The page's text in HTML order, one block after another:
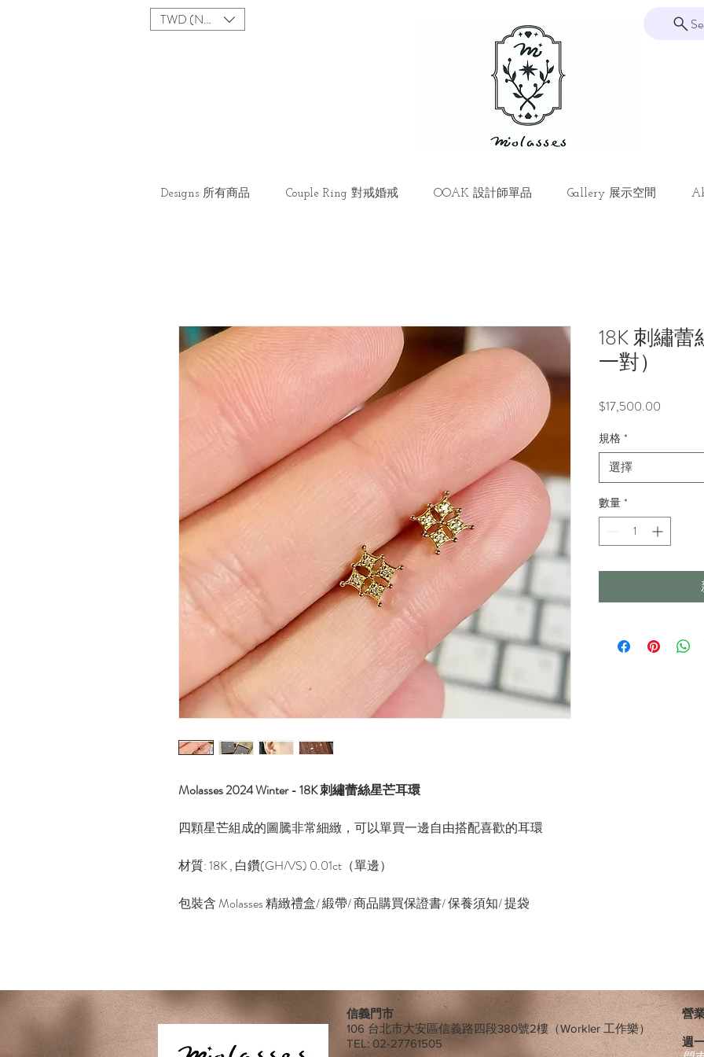
TWD (NT$)
Designs 所有商品 Couple Ring 對戒婚戒 OOAK 設計師單品 Gallery 展示空間
Molasses 2024 Winter - 18K 刺繡蕾絲星芒耳環
四顆星芒組成的圖騰非常細緻，可以單買一邊自由搭配喜歡的耳環
材質: 18K , 白鑽(GH/VS) 0.01ct（單邊）
包裝含 Molasses 精緻禮盒/ 緞帶/ 商品購買保證書/ 保養須知/ 提袋
18K 刺繡
一對）
$17,500.00
規格 *
選擇
數量 *
信義門市
106 台北市大安區信義路四段380號2樓（Workler 工作樂）
TEL: 02-27761505
營
週